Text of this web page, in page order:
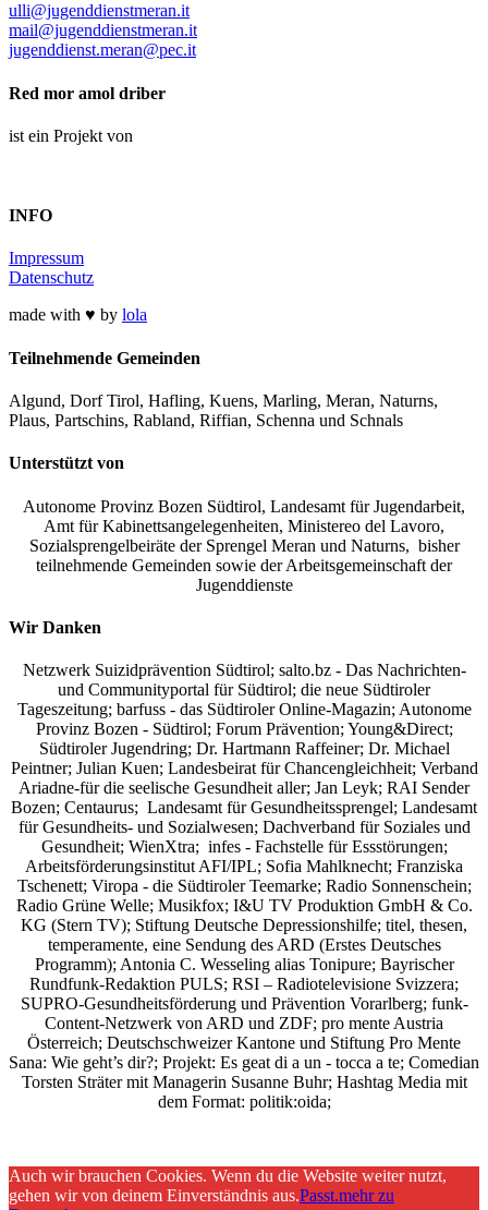
ulli@jugenddienstmeran.it
mail@jugenddienstmeran.it
jugenddienst.meran@pec.it
Red mor amol driber
ist ein Projekt von
INFO
Impressum
Datenschutz
made with ♥ by lola
Teilnehmende Gemeinden
Algund, Dorf Tirol, Hafling, Kuens, Marling, Meran, Naturns,
Plaus, Partschins, Rabland, Riffian, Schenna und Schnals
Unterstützt von
Autonome Provinz Bozen Südtirol, Landesamt für Jugendarbeit,
Amt für Kabinettsangelegenheiten, Ministereo del Lavoro,
Sozialsprengelbeiräte der Sprengel Meran und Naturns, bisher
teilnehmende Gemeinden sowie der Arbeitsgemeinschaft der
Jugenddienste
Wir Danken
Netzwerk Suizidprävention Südtirol; salto.bz - Das Nachrichten-
und Communityportal für Südtirol; die neue Südtiroler
Tageszeitung; barfuss - das Südtiroler Online-Magazin; Autonome
Provinz Bozen - Südtirol; Forum Prävention; Young&Direct;
Südtiroler Jugendring; Dr. Hartmann Raffeiner; Dr. Michael
Peintner; Julian Kuen; Landesbeirat für Chancengleichheit; Verband
Ariadne-für die seelische Gesundheit aller; Jan Leyk; RAI Sender
Bozen; Centaurus; Landesamt für Gesundheitssprengel; Landesamt
für Gesundheits- und Sozialwesen; Dachverband für Soziales und
Gesundheit; WienXtra; infes - Fachstelle für Essstörungen;
Arbeitsförderungsinstitut AFI/IPL; Sofia Mahlknecht; Franziska
Tschenett; Viropa - die Südtiroler Teemarke; Radio Sonnenschein;
Radio Grüne Welle; Musikfox; I&U TV Produktion GmbH & Co.
KG (Stern TV); Stiftung Deutsche Depressionshilfe; titel, thesen,
temperamente, eine Sendung des ARD (Erstes Deutsches
Programm); Antonia C. Wesseling alias Tonipure; Bayrischer
Rundfunk-Redaktion PULS; RSI – Radiotelevisione Svizzera;
SUPRO-Gesundheitsförderung und Prävention Vorarlberg; funk-
Content-Netzwerk von ARD und ZDF; pro mente Austria
Österreich; Deutschschweizer Kantone und Stiftung Pro Mente
Sana: Wie geht’s dir?; Projekt: Es geat di a un - tocca a te; Comedian
Torsten Sträter mit Managerin Susanne Buhr; Hashtag Media mit
dem Format: politik:oida;
Auch wir brauchen Cookies. Wenn du die Website weiter nutzt,
gehen wir von deinem Einverständnis aus.Passt.mehr zu